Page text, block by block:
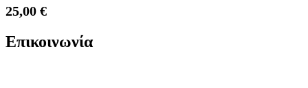
25,00 €
Επικοινωνία